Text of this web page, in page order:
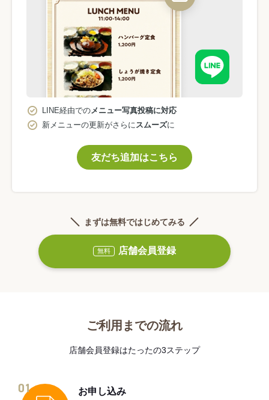
LINE経由での メニュー写真投稿に対応
新メニューの更新がさらに スムーズに
友だち追加はこちら
まずは無料ではじめてみる
無料 店舗会員登録
ご利用までの流れ
店舗会員登録はたったの3ステップ
01 お申し込み